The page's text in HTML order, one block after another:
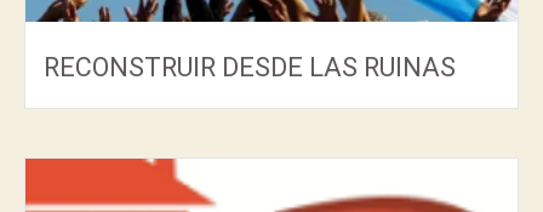
RECONSTRUIR DESDE LAS RUINAS